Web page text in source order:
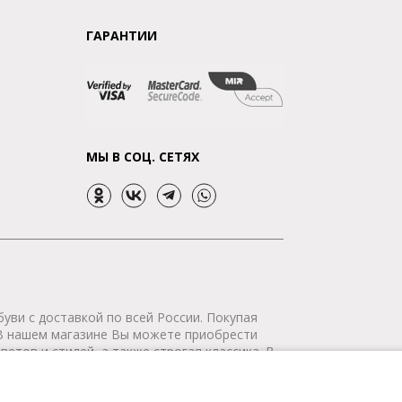
ГАРАНТИИ
МЫ В СОЦ. СЕТЯХ
с доставкой по всей России. Покупая
нашем магазине Вы можете приобрести
и стилей, а также строгая классика. В